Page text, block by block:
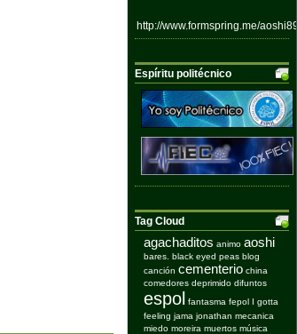
http://www.formspring.me/aoshi89
Espíritu politécnico
Tag Cloud
agachaditos animo aoshi
bares. black eyed peas blog
canción cementerio china
comedores deprimido difuntos
espol fantasma fepol I gotta
feeling jama jonathan mecanica
miedo moreira muertos música